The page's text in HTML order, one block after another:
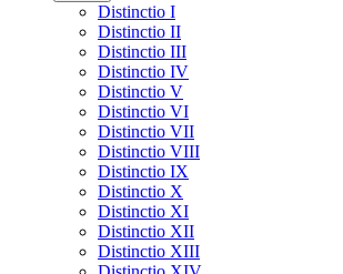
Distinctio I
Distinctio II
Distinctio III
Distinctio IV
Distinctio V
Distinctio VI
Distinctio VII
Distinctio VIII
Distinctio IX
Distinctio X
Distinctio XI
Distinctio XII
Distinctio XIII